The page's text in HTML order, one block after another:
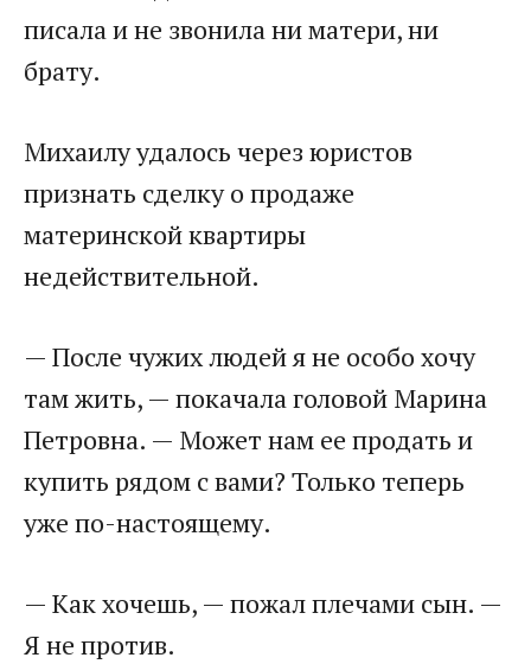
писала и не звонила ни матери, ни
брату.
Михаилу удалось через юристов
признать сделку о продаже
материнской квартиры
недействительной.
— После чужих людей я не особо хочу
там жить, — покачала головой Марина
Петровна. — Может нам ее продать и
купить рядом с вами? Только теперь
уже по-настоящему.
— Как хочешь, — пожал плечами сын. —
Я не против.